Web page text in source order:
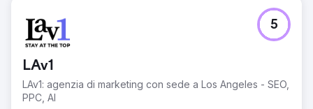
LAv1
LAv1: agenzia di marketing con sede a Los Angeles - SEO,
PPC, AI
5